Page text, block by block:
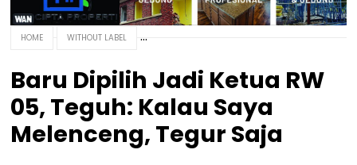
HOME WITHOUT LABEL
Baru Dipilih Jadi Ketua RW
05, Teguh: Kalau Saya
Melenceng, Tegur Saja